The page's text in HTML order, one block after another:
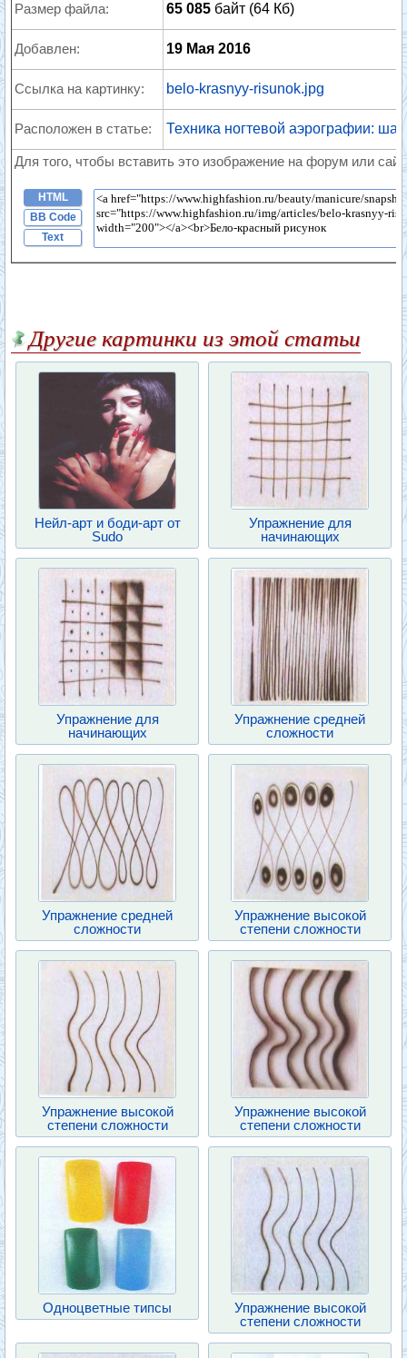
Размер файла: 65 085 байт (64 Кб)
Добавлен: 19 Мая 2016
Ссылка на картинку: belo-krasnyy-risunok.jpg
Расположен в статье: Техника ногтевой аэрографии:
Для того, чтобы вставить это изображение на форум или
HTML
BB Code
Text
Другие картинки из этой статьи
Нейл-арт и боди-арт от
Sudo
Упражнение для
начинающих
Упражнение для
начинающих
Упражнение средней
сложности
Упражнение средней
сложности
Упражнение высокой
степени сложности
Упражнение высокой
степени сложности
Упражнение высокой
степени сложности
Одноцветные типсы
Упражнение высокой
степени сложности